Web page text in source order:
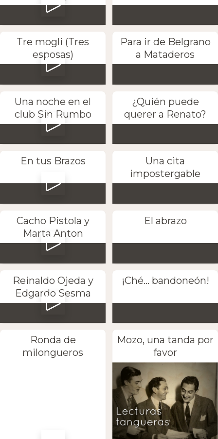
Tre mogli (Tres
esposas)
Para ir de Belgrano
a Mataderos
Una noche en el
club Sin Rumbo
¿Quién puede
querer a Renato?
En tus Brazos
Una cita
impostergable
Cacho Pistola y
Marta Anton
El abrazo
Reinaldo Ojeda y
Edgardo Sesma
¡Ché... bandoneón!
Ronda de
milongueros
Mozo, una tanda por
favor